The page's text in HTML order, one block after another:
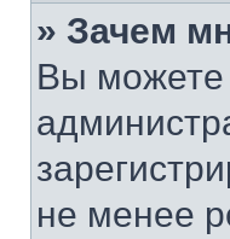
» Зачем
Вы можете
не менее